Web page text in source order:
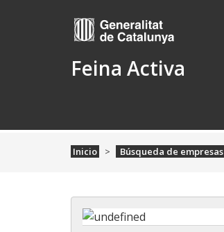
Feina Activa
Inicio Búsqueda de empresas